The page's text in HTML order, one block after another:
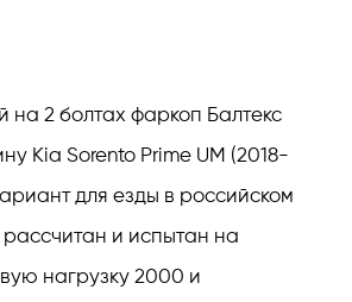
на 2 болтах фаркоп Балтекс
Kia Sorento Prime UM (2018-
для езды в российском
и испытан на
нагрузку 2000 и